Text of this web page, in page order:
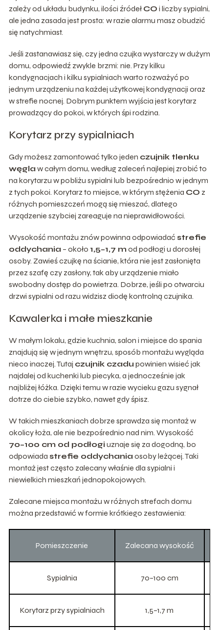
zależy od układu budynku, ilości źródeł CO i liczby sypialni,
ale jedna zasada jest prosta: w razie alarmu masz obudzić
się natychmiast.
Jeśli zastanawiasz się, czy jedna czujka wystarczy w dużym
domu, odpowiedź zwykle brzmi: nie. Przy kilku
kondygnacjach i kilku sypialniach warto rozważyć po
jednym urządzeniu na każdej użytkowej kondygnacji oraz
w strefie nocnej. Dobrym punktem wyjścia jest korytarz
prowadzący do pokoi, w których śpi rodzina.
Korytarz przy sypialniach
Gdy możesz zamontować tylko jeden czujnik tlenku
węgla w całym domu, według zaleceń najlepiej zrobić to
na korytarzu w pobliżu sypialni lub bezpośrednio w jednym
z tych pokoi. Korytarz to miejsce, w którym stężenia CO z
różnych pomieszczeń mogą się mieszać, dlatego
urządzenie szybciej zareaguje na nieprawidłowości.
Wysokość montażu znów powinna odpowiadać strefie
oddychania – około 1,5–1,7 m od podłogi u dorosłej
osoby. Zawieś czujkę na ścianie, która nie jest zasłonięta
przez szafę czy zasłony, tak aby urządzenie miało
swobodny dostęp do powietrza. Dobrze, jeśli po otwarciu
drzwi sypialni od razu widzisz diodę kontrolną czujnika.
Kawalerka i małe mieszkanie
W małym lokalu, gdzie kuchnia, salon i miejsce do spania
znajdują się w jednym wnętrzu, sposób montażu wygląda
nieco inaczej. Tutaj czujnik czadu powinien wisieć jak
najdalej od kuchenki lub piecyka, a jednocześnie jak
najbliżej łóżka. Dzięki temu w razie wycieku gazu sygnał
dotrze do ciebie szybko, nawet gdy śpisz.
W takich mieszkaniach dobrze sprawdza się montaż w
okolicy łoża, ale nie bezpośrednio nad nim. Wysokość
70–100 cm od podłogi uznaje się za dogodną, bo
odpowiada strefie oddychania osoby leżącej. Taki
montaż jest często zalecany właśnie dla sypialni i
niewielkich mieszkań jednopokojowych.
Zalecane miejsca montażu w różnych strefach domu
można przedstawić w formie krótkiego zestawienia:
Pomieszczenie Zalecana wysokość
Sypialnia 70–100 cm
Korytarz przy sypialniach 1,5–1,7 m